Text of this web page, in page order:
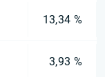
13,34 %
3,93 %